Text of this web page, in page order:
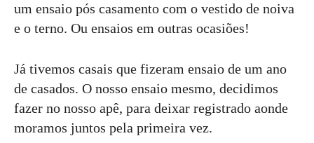
um ensaio pós casamento com o vestido de noiva
e o terno. Ou ensaios em outras ocasiões!
Já tivemos casais que fizeram ensaio de um ano
de casados. O nosso ensaio mesmo, decidimos
fazer no nosso apê, para deixar registrado aonde
moramos juntos pela primeira vez.